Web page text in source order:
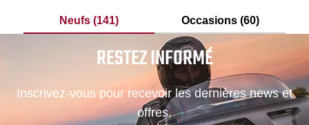
Neufs (141) Occasions (60)
RESTEZ INFORMÉ
Inscrivez-vous pour recevoir les dernières news et
offres.